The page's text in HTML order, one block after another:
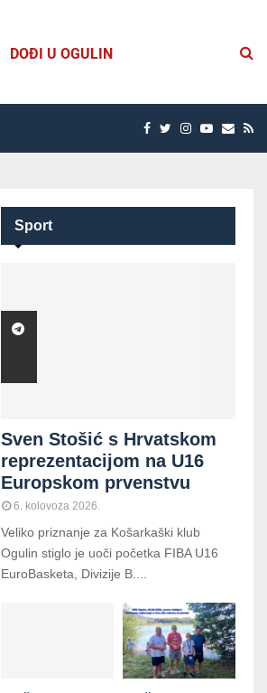
DOĐI U OGULIN
FACEBOOK
TWITTER
INSTAGRAM
Sport
Sven Stošić s Hrvatskom
reprezentacijom na U16
Europskom prvenstvu
6. kolovoza 2026.
Veliko priznanje za Košarkaški klub
Ogulin stiglo je uoči početka FIBA U16
EuroBasketa, Divizije B....